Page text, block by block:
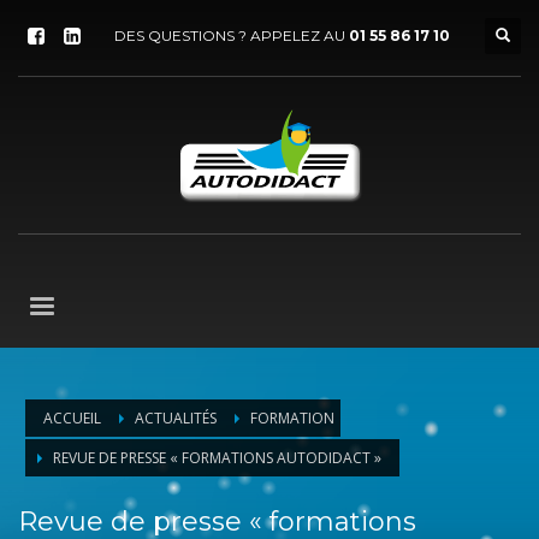
DES QUESTIONS ? APPELEZ AU 01 55 86 17 10
ACCUEIL ACTUALITÉS
FORMATION
REVUE DE PRESSE « FORMATIONS AUTODIDACT »
Revue de presse « formations